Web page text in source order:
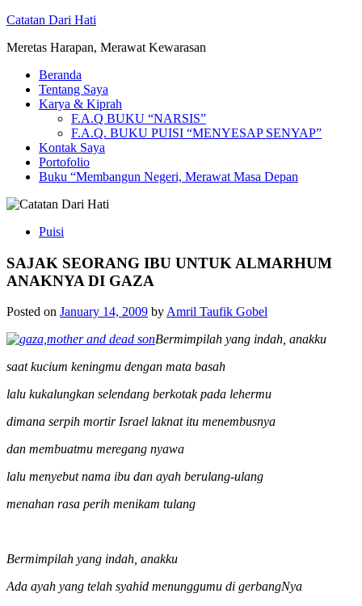
Skip
content
Catatan Dari Hati
Meretas Harapan, Merawat Kewarasan
Beranda
Tentang Saya
Karya & Kiprah
F.A.Q BUKU “NARSIS”
F.A.Q. BUKU PUISI “MENYESAP SENYAP”
Kontak Saya
Portofolio
Buku “Membangun Negeri, Merawat Masa Depan
Puisi
SAJAK SEORANG IBU UNTUK ALMARHUM
ANAKNYA DI GAZA
Posted on January 14, 2009 byAmril Taufik Gobel
Bermimpilah yang indah, anakku
saat kucium keningmu dengan mata basah
lalu kukalungkan selendang berkotak pada lehermu
dimana serpih mortir Israel laknat itu menembusnya
dan membuatmu meregang nyawa
lalu menyebut nama ibu dan ayah berulang-ulang
menahan rasa perih menikam tulang
Bermimpilah yang indah, anakku
Ada ayah yang telah syahid menunggumu di gerbangNya